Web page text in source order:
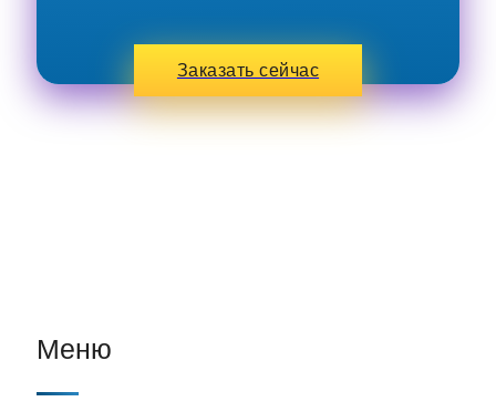
Заказать сейчас
Меню